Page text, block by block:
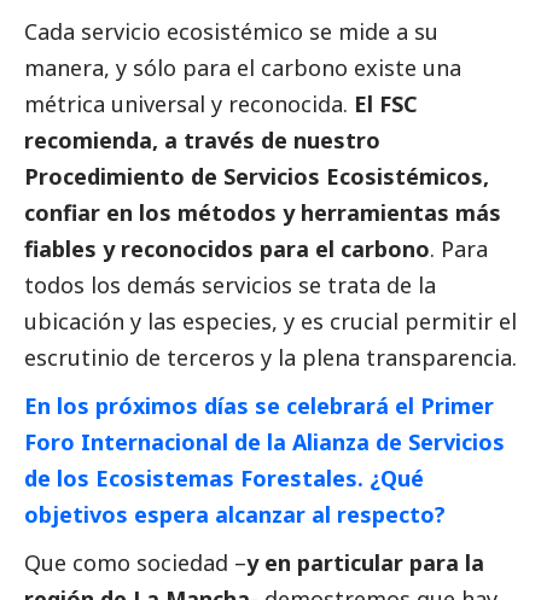
Cada servicio ecosistémico se mide a su
manera, y sólo para el carbono existe una
métrica universal y reconocida. El FSC
recomienda, a través de nuestro
Procedimiento de Servicios Ecosistémicos,
confiar en los métodos y herramientas más
fiables y reconocidos para el carbono. Para
todos los demás servicios se trata de la
ubicación y las especies, y es crucial permitir el
escrutinio de terceros y la plena transparencia.
En los próximos días se celebrará el Primer
Foro Internacional de la Alianza de Servicios
de los Ecosistemas Forestales. ¿Qué
objetivos espera alcanzar al respecto?
Que como sociedad –y en particular para la